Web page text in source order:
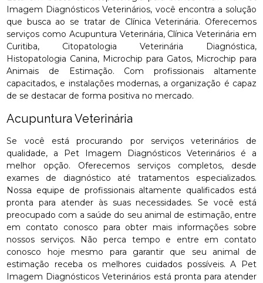
Imagem Diagnósticos Veterinários, você encontra a solução
que busca ao se tratar de Clínica Veterinária. Oferecemos
serviços como Acupuntura Veterinária, Clínica Veterinária em
Curitiba, Citopatologia Veterinária Diagnóstica,
Histopatologia Canina, Microchip para Gatos, Microchip para
Animais de Estimação. Com profissionais altamente
capacitados, e instalações modernas, a organização é capaz
de se destacar de forma positiva no mercado.
Acupuntura Veterinária
Se você está procurando por serviços veterinários de
qualidade, a Pet Imagem Diagnósticos Veterinários é a
melhor opção. Oferecemos serviços completos, desde
exames de diagnóstico até tratamentos especializados.
Nossa equipe de profissionais altamente qualificados está
pronta para atender às suas necessidades. Se você está
preocupado com a saúde do seu animal de estimação, entre
em contato conosco para obter mais informações sobre
nossos serviços. Não perca tempo e entre em contato
conosco hoje mesmo para garantir que seu animal de
estimação receba os melhores cuidados possíveis. A Pet
Imagem Diagnósticos Veterinários está pronta para atender